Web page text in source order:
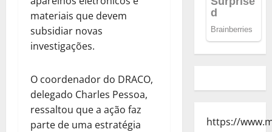
materiais que devem
subsidiar novas
investigações.
O coordenador do DRACO,
delegado Charles Pessoa,
ressaltou que a ação faz
parte de uma estratégia
https://